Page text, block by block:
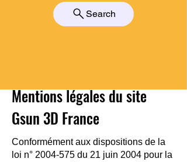
Search
Mentions légales du site
Gsun 3D France
Conformément aux dispositions de la
loi n° 2004-575 du 21 juin 2004 pour la